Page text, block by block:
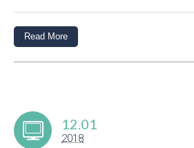
Read More
12.01
2018